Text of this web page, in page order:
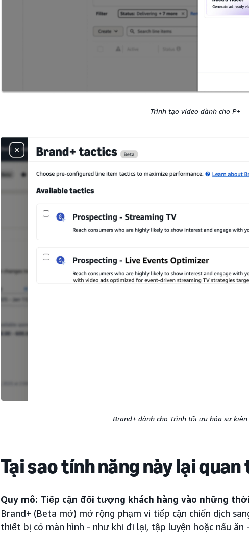
Trình tạo video dành cho P+
Brand+ dành cho Trình tối ưu hóa sự
Tại sao tính năng này lại
Quy mô: Tiếp cận đối tượng khách hàng vào những
Brand+ (Beta mở) mở rộng phạm vi tiếp cận chiến dịch
thiết bị có màn hình - như khi đi lại, tập luyện hoặc nấu ăn